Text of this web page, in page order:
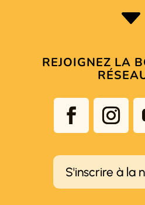
C
REJOIGNEZ LA
S'inscrire à la